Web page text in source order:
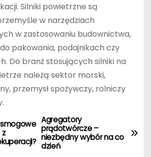
Silniki powietrzne są
w narzędziach
w zastosowaniu budownictwa,
pakowania, podajnikach czy
Do branż stosujących silniki na
należą sektor morski,
przemysł spożywczy, rolniczy
Agregatory
prądotwórcze –
niezbędny wybór na co
dzień
z